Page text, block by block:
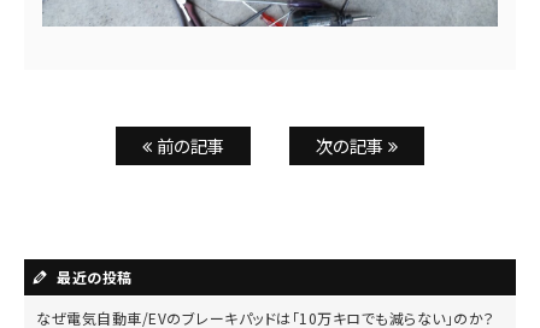
前の記事 次の記事
最近の投稿
なぜ電気自動車/EVのブレーキパッドは「10万キロでも減らない」のか？